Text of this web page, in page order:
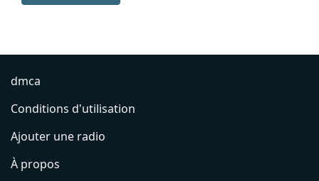
dmca
Conditions d'utilisation
Ajouter une radio
À propos